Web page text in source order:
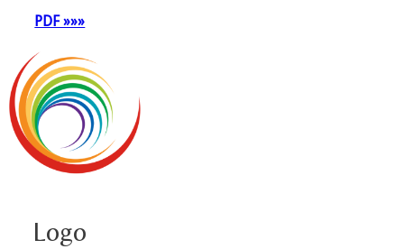
PDF »»»
Logo